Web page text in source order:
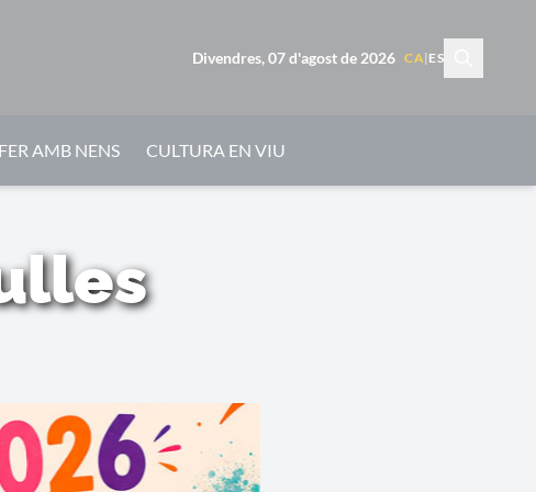
Divendres, 07 d'agost de 2026 CA| ES
AMB NENS CULTURA EN VIU